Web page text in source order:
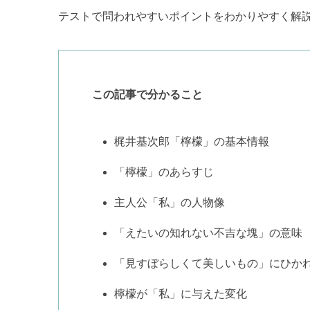
テストで問われやすいポイントをわかりやすく解
この記事で分かること
梶井基次郎「檸檬」の基本情報
「檸檬」のあらすじ
主人公「私」の人物像
「えたいの知れない不吉な塊」の意味
「見すぼらしくて美しいもの」にひか
檸檬が「私」に与えた変化